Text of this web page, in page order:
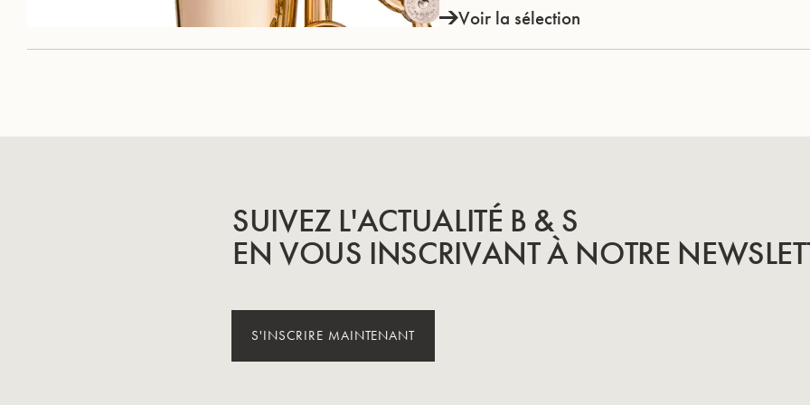
Voir la sélection
SUIVEZ L'ACTUALITÉ B & S
EN VOUS INSCRIVANT À NOTRE
S'INSCRIRE MAINTENANT
INSTRUMENTS